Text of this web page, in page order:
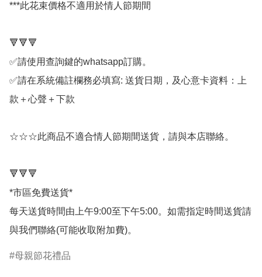
***此花束價格不適用於情人節期間
🔻🔻🔻
✅請使用查詢鍵的whatsapp訂購。
✅請在系統備註欄務必填寫: 送貨日期，及心意卡資料：上
款＋心聲＋下款
☆☆☆此商品不適合情人節期間送貨，請與本店聯絡。
🔻🔻🔻
*市區免費送貨*
每天送貨時間由上午9:00至下午5:00。如需指定時間送貨請
母親節花禮品